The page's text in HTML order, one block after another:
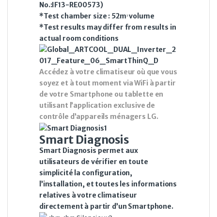
No.:IF13-RE00573)
*Test chamber size : 52mᵌ volume
*Test results may differ from results in
actual room conditions
Accédez à votre climatiseur où que vous
soyez et à tout moment via WiFi à partir
de votre Smartphone ou tablette en
utilisant l’application exclusive de
contrôle d’appareils ménagers LG.
Smart Diagnosis
Smart Diagnosis permet aux
utilisateurs de vérifier en toute
simplicité la configuration,
l’installation, et toutes les informations
relatives à votre climatiseur
directement à partir d’un Smartphone.